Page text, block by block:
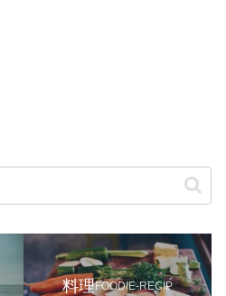
料理FOODIE-RECIP